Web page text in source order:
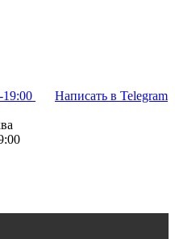
Написать в Telegram